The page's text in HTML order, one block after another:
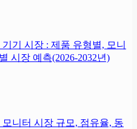
기 시장 : 제품 유형별, 모니
시장 예측(2026-2032년)
니터 시장 규모, 점유율, 동